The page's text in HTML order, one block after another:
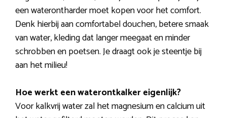
een waterontharder moet kopen voor het comfort.
Denk hierbij aan comfortabel douchen, betere smaak
van water, kleding dat langer meegaat en minder
schrobben en poetsen. Je draagt ook je steentje bij
aan het milieu!
Hoe werkt een waterontkalker eigenlijk?
Voor kalkvrij water zal het magnesium en calcium uit